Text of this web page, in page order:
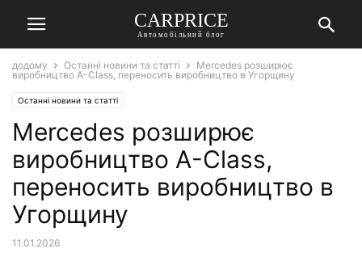
СARPRICE
Автомобільний блог
додому Останні новини та статті
Mercedes розширює
виробництво A-Class, переносить виробництво в Угорщину
Останні новини та статті
Mercedes розширює
виробництво A-Class,
переносить виробництво в
Угорщину
11.01.2026